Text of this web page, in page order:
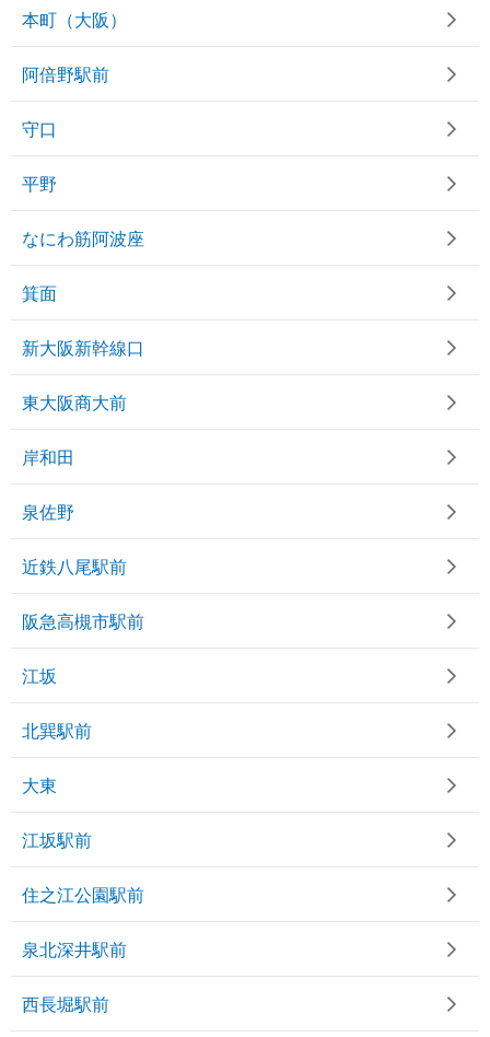
本町（大阪）
阿倍野駅前
守口
平野
なにわ筋阿波座
箕面
新大阪新幹線口
東大阪商大前
岸和田
泉佐野
近鉄八尾駅前
阪急高槻市駅前
江坂
北巽駅前
大東
江坂駅前
住之江公園駅前
泉北深井駅前
西長堀駅前